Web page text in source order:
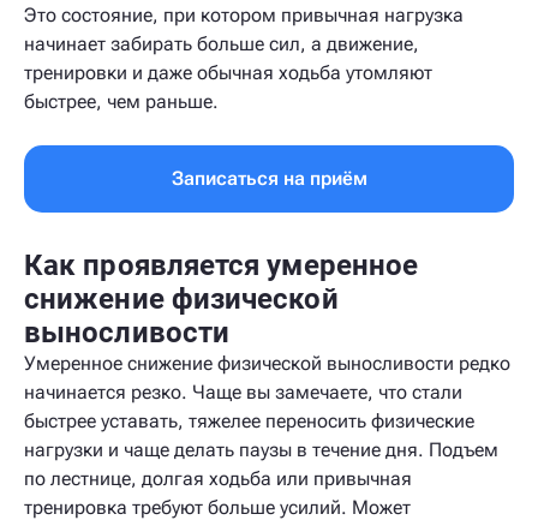
Это состояние, при котором привычная нагрузка
начинает забирать больше сил, а движение,
тренировки и даже обычная ходьба утомляют
быстрее, чем раньше.
Записаться на приём
Как проявляется умеренное
снижение физической
выносливости
Умеренное снижение физической выносливости редко
начинается резко. Чаще вы замечаете, что стали
быстрее уставать, тяжелее переносить физические
нагрузки и чаще делать паузы в течение дня. Подъем
по лестнице, долгая ходьба или привычная
тренировка требуют больше усилий. Может